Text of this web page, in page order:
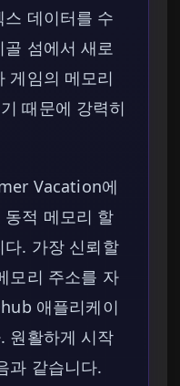
데이터를 수
섬에서 새로
게임의 메모리
때문에 강력히
Vacation에
적 메모리 할
다. 가장 신뢰할
모리 주소를 자
애플리케이
원활하게 시작
과 같습니다.